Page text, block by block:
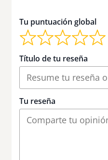
Tu puntuación global
Título de tu reseña
Tu reseña